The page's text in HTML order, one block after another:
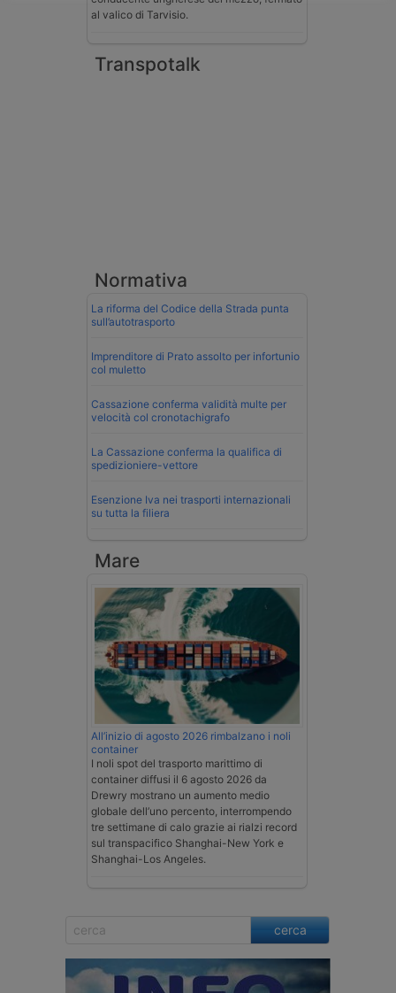
al valico di Tarvisio.
Transpotalk
Normativa
La riforma del Codice della Strada punta
sull’autotrasporto
Imprenditore di Prato assolto per infortunio
col muletto
Cassazione conferma validità multe per
velocità col cronotachigrafo
La Cassazione conferma la qualifica di
spedizioniere-vettore
Esenzione Iva nei trasporti internazionali
su tutta la filiera
Mare
All’inizio di agosto 2026 rimbalzano i noli
container
I noli spot del trasporto marittimo di
container diffusi il 6 agosto 2026 da
Drewry mostrano un aumento medio
globale dell’uno percento, interrompendo
tre settimane di calo grazie ai rialzi record
sul transpacifico Shanghai-New York e
Shanghai-Los Angeles.
cerca